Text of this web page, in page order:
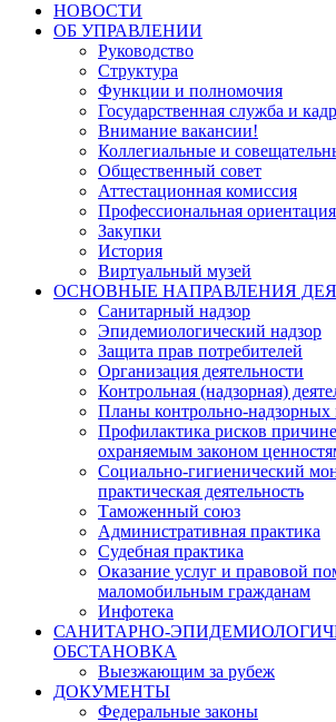
НОВОСТИ
ОБ УПРАВЛЕНИИ
Руководство
Структура
Функции и полномочия
Государственная служба и
Внимание вакансии!
Коллегиальные и
Общественный совет
Аттестационная комиссия
Профессиональная ориентация
Закупки
История
Виртуальный музей
ОСНОВНЫЕ НАПРАВЛЕНИЯ
Санитарный надзор
Эпидемиологический надзор
Защита прав потребителей
Организация деятельности
Контрольная (надзорная)
Планы контрольно-надзорных
Профилактика рисков
охраняемым законом
Социально-гигиенический
практическая деятельность
Таможенный союз
Административная практика
Судебная практика
Оказание услуг и правовой
маломобильным гражданам
Инфотека
САНИТАРНО-
ОБСТАНОВКА
Выезжающим за рубеж
ДОКУМЕНТЫ
Федеральные законы